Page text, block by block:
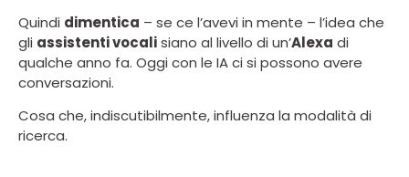
Quindi dimentica – se ce l’avevi in mente – l’idea che
gli assistenti vocalisiano al livello di un’Alexa di
qualche anno fa. Oggi con le IA ci si possono avere
conversazioni.
Cosa che, indiscutibilmente, influenza la modalità di
ricerca.